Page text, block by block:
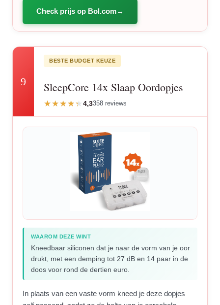
Check prijs op Bol.com
9
BESTE BUDGET KEUZE
SleepCore 14x Slaap Oordopjes
4,3358 reviews
WAAROM DEZE WINT
Kneedbaar siliconen dat je naar de vorm van je oor
drukt, met een demping tot 27 dB en 14 paar in de
doos voor rond de dertien euro.
In plaats van een vaste vorm kneed je deze dopjes